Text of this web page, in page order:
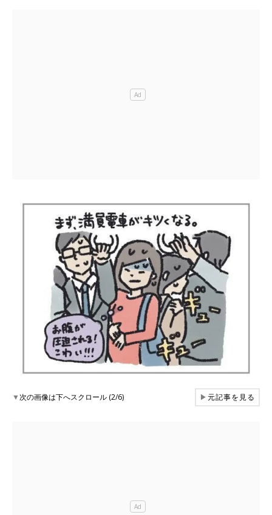
▼次の画像は下へスクロール (2/6) ▶元記事を見る